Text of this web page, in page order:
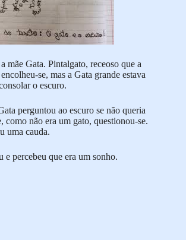
mãe Gata. Pintalgato, receoso que a
se, mas a Gata grande estava
o escuro.
perguntou ao escuro se não queria
como não era um gato, questionou-se.
uma cauda.
e percebeu que era um sonho.